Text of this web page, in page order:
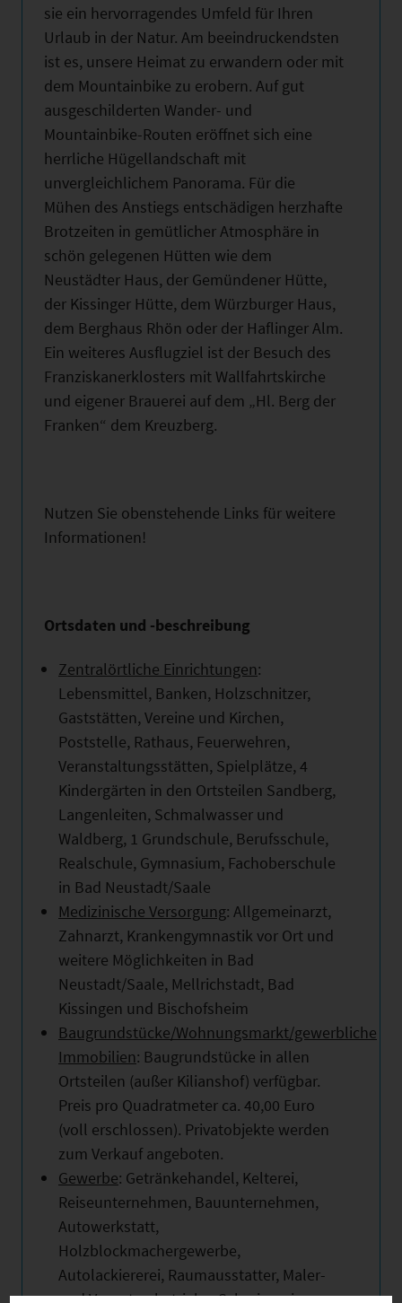
sie ein hervorragendes Umfeld für Ihren
Urlaub in der Natur. Am beeindruckendsten
ist es, unsere Heimat zu erwandern oder mit
dem Mountainbike zu erobern. Auf gut
ausgeschilderten Wander- und
Mountainbike-Routen eröffnet sich eine
herrliche Hügellandschaft mit
unvergleichlichem Panorama. Für die
Mühen des Anstiegs entschädigen herzhafte
Brotzeiten in gemütlicher Atmosphäre in
schön gelegenen Hütten wie dem
Neustädter Haus, der Gemündener Hütte,
der Kissinger Hütte, dem Würzburger Haus,
dem Berghaus Rhön oder der Haflinger Alm.
Ein weiteres Ausflugziel ist der Besuch des
Franziskanerklosters mit Wallfahrtskirche
und eigener Brauerei auf dem „Hl. Berg der
Franken“ dem Kreuzberg.
Nutzen Sie obenstehende Links für weitere
Informationen!
Ortsdaten und -beschreibung
Zentralörtliche Einrichtungen:
Lebensmittel, Banken, Holzschnitzer,
Gaststätten, Vereine und Kirchen,
Poststelle, Rathaus, Feuerwehren,
Veranstaltungsstätten, Spielplätze, 4
Kindergärten in den Ortsteilen Sandberg,
Langenleiten, Schmalwasser und
Waldberg, 1 Grundschule, Berufsschule,
Realschule, Gymnasium, Fachoberschule
in Bad Neustadt/Saale
Medizinische Versorgung: Allgemeinarzt,
Zahnarzt, Krankengymnastik vor Ort und
weitere Möglichkeiten in Bad
Neustadt/Saale, Mellrichstadt, Bad
Kissingen und Bischofsheim
Baugrundstücke/Wohnungsmarkt/gewerbliche
Immobilien: Baugrundstücke in allen
Ortsteilen (außer Kilianshof) verfügbar.
Preis pro Quadratmeter ca. 40,00 Euro
(voll erschlossen). Privatobjekte werden
zum Verkauf angeboten.
Gewerbe: Getränkehandel, Kelterei,
Reiseunternehmen, Bauunternehmen,
Autowerkstatt,
Holzblockmachergewerbe,
Autolackiererei, Raumausstatter, Maler-
und Verputzerbetriebe, Schreinerei,